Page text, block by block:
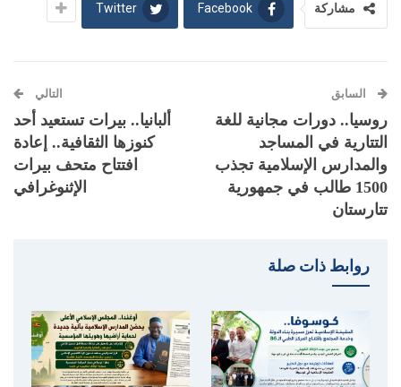
مشاركة Facebook
Twitter
السابق
روسيا.. دورات مجانية للغة
التتارية في المساجد
والمدارس الإسلامية تجذب
1500 طالب في جمهورية
تتارستان
التالي
ألبانيا.. بيرات تستعيد أحد
كنوزها الثقافية.. إعادة
افتتاح متحف بيرات
الإثنوغرافي
روابط ذات صلة